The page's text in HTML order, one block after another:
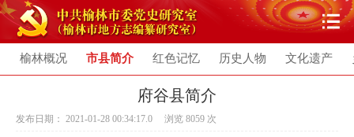
榆林概况 市县简介 红色记忆 历史人物 文化遗产
府谷县简介
发布日期： 2021-01-28 00:34:17.0 浏览 8059 次